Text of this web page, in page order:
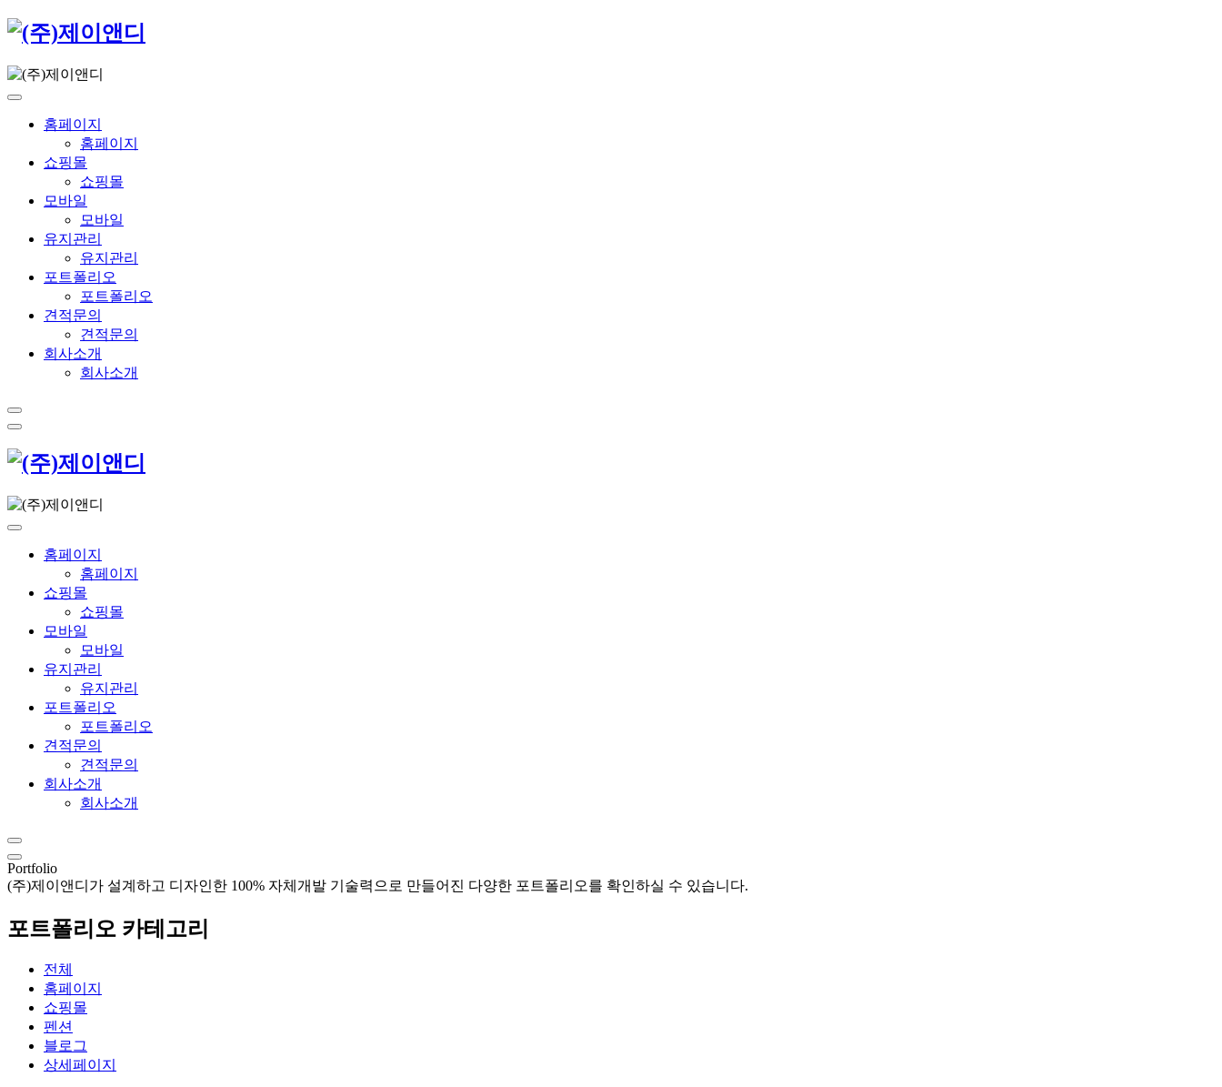
홈페이지
홈페이지
쇼핑몰
쇼핑몰
모바일
모바일
유지관리
유지관리
포트폴리오
포트폴리오
견적문의
견적문의
회사소개
회사소개
홈페이지
홈페이지
쇼핑몰
쇼핑몰
모바일
모바일
유지관리
유지관리
포트폴리오
포트폴리오
견적문의
견적문의
회사소개
회사소개
Portfolio
(주)제이앤디가 설계하고 디자인한 100% 자체개발 기술력으로 만들어진 다양한 포트폴리오를 확인하실 수 있습니다.
포트폴리오 카테고리
전체
홈페이지
쇼핑몰
펜션
블로그
상세페이지